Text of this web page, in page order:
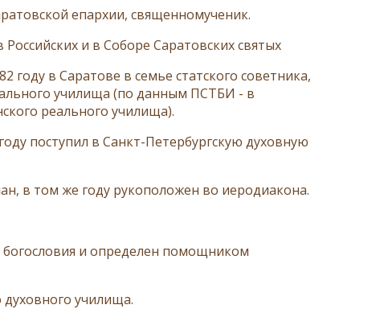
епархии, священномученик.
и в Соборе Саратовских святых
году в Саратове в семье статского советника,
училища (по данным ПСТБИ - в
реального училища).
поступил в Санкт-Петербургскую духовную
в том же году рукоположен во иеродиакона.
и определен помощником
училища.